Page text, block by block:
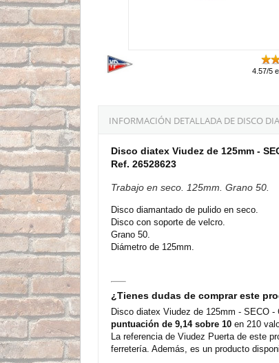
4.57/5
INFORMACIÓN DETALLADA DE DISCO
Disco diatex Viudez de 125mm -
Ref. 26528623
Trabajo en seco. 125mm. Grano 50.
Disco diamantado de pulido en seco.
Disco con soporte de velcro.
Grano 50.
Diámetro de 125mm.
¿Tienes dudas de comprar este
Disco diatex Viudez de 125mm - SECO
puntuación de 9,14 sobre 10 en 210
La referencia de Viudez Puerta de este
ferretería. Además, es un producto